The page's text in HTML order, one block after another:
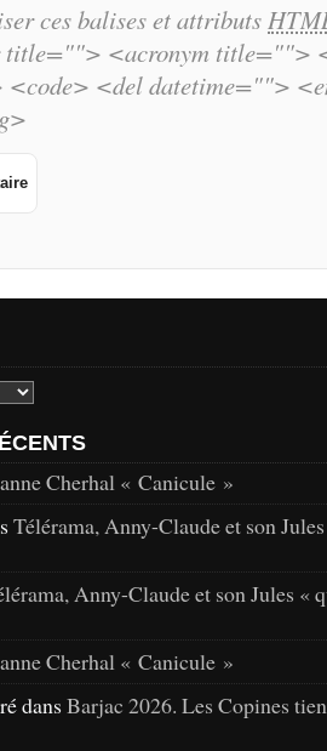
ces balises et attributs
<acronym title="">
<del datetime="">
Cherhal « Canicule »
Télérama, Anny-Claude et son
Anny-Claude et son Jules «
Cherhal « Canicule »
dans Barjac 2026. Les Copines